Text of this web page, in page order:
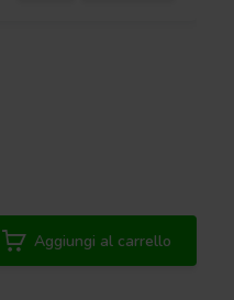
Aggiungi al carrello